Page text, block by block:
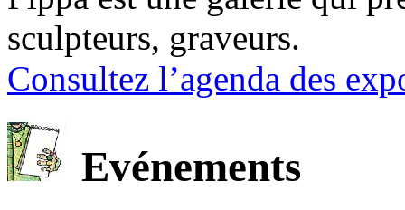
sculpteurs, graveurs.
Consultez l’agenda des
Evénements